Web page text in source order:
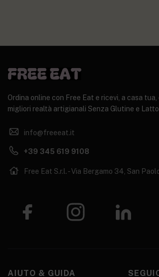
Ordina online con Free Eat e ricevi, a casa
migliori realtà artigianali Senza Glutine e
info@freeeat.it
+39 345 619 9108
Free Eat S.r.l. - Via Bergamo 34, San
AIUTO & GUIDA